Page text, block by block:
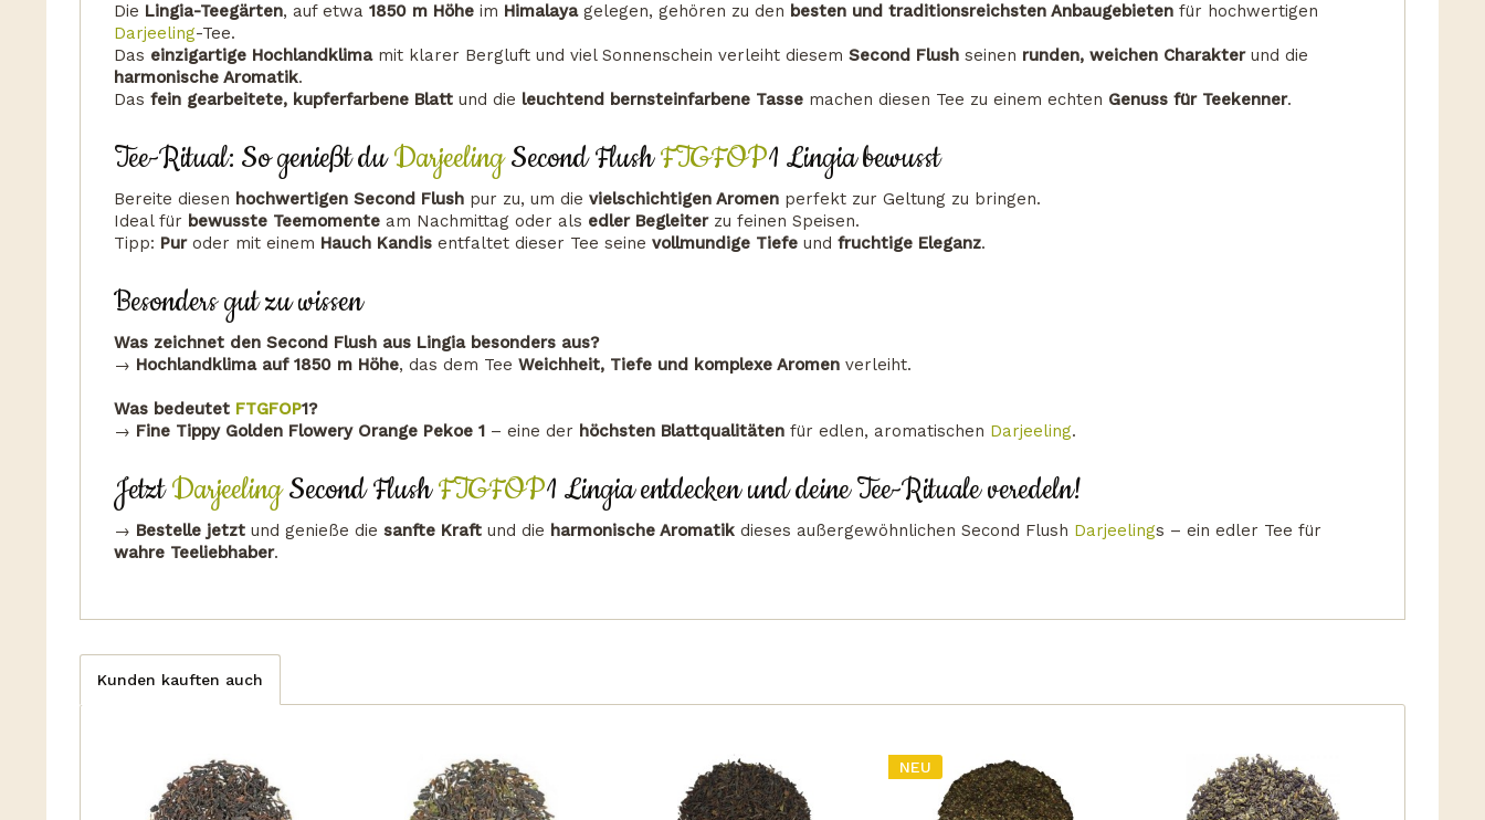
Die Lingia-Teegärten, auf etwa 1850 m Höhe im Himalayagelegen, gehören zu den besten und traditionsreichsten Anbaugebieten für hochwertigen
Darjeeling-Tee.
Das einzigartige Hochlandklimamit klarer Bergluft und viel Sonnenschein verleiht diesem Second Flush seinen runden, weichen Charakterund die
harmonische Aromatik.
Das fein gearbeitete, kupferfarbene Blatt und die leuchtend bernsteinfarbene Tasse machen diesen Tee zu einem echten Genuss für Teekenner.
Tee-Ritual: So genießt duDarjeelingSecond FlushFTGFOP1 Lingia bewusst
Bereite diesen hochwertigen Second Flush pur zu, um die vielschichtigen Aromen perfekt zur Geltung zu bringen.
Ideal für bewusste Teemomente am Nachmittag oder als edler Begleiterzu feinen Speisen.
Tipp: Puroder mit einem Hauch Kandis entfaltet dieser Tee seine vollmundige Tiefe und fruchtige Eleganz.
Besonders gut zu wissen
Was zeichnet den Second Flush aus Lingia besonders aus?
→ Hochlandklima auf 1850 m Höhe, das dem Tee Weichheit, Tiefe und komplexe Aromen verleiht.
Was bedeutet FTGFOP1?
→ Fine Tippy Golden Flowery Orange Pekoe 1 – eine der höchsten Blattqualitäten für edlen, aromatischen Darjeeling.
JetztDarjeelingSecond FlushFTGFOP1 Lingia entdecken und deine Tee-Rituale veredeln!
→ Bestelle jetzt und genieße die sanfte Kraft und die harmonische Aromatik dieses außergewöhnlichen Second Flush Darjeelings – ein edler Tee für
wahre Teeliebhaber.
Kunden kauften auch
NEU